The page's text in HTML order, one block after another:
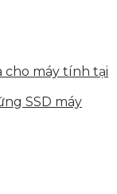
cho máy tính tại
SSD máy